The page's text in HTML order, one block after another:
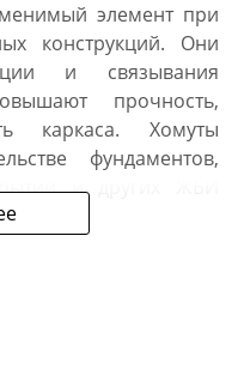
элемент при
конструкций. Они
и связывания
прочность,
каркаса. Хомуты
фундаментов,
и других ЖБИ
доставкой по всей
изделия